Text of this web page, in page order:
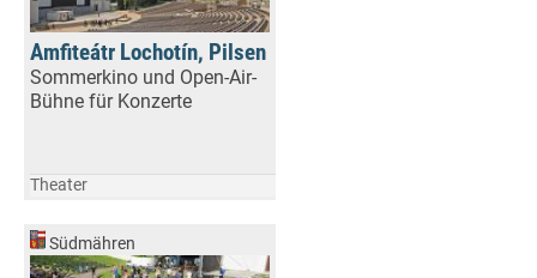
Amfiteátr Lochotín, Pilsen
Sommerkino und Open-Air-
Bühne für Konzerte
Theater
Südmähren